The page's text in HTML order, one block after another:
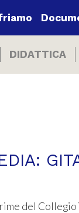
DIDATTICA
del Collegio